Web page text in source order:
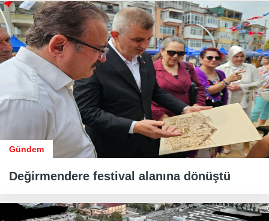
Gündem
Değirmendere festival alanına dönüştü